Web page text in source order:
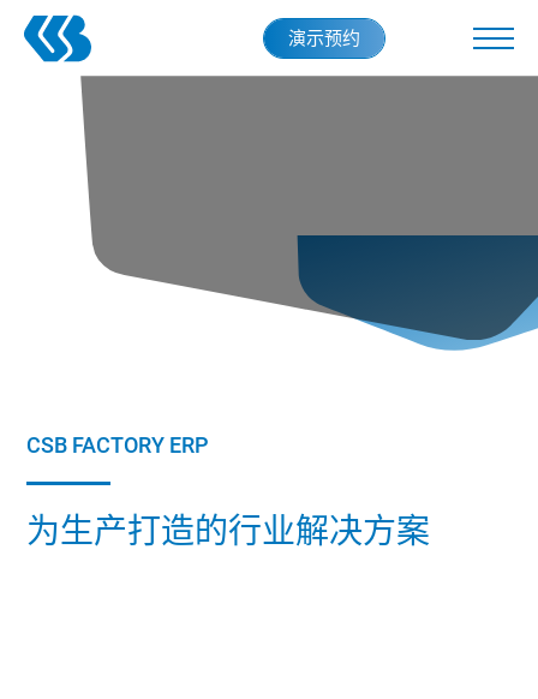
Skip
演示预约
CSB FACTORY ERP
为生产打造的行业解决方案